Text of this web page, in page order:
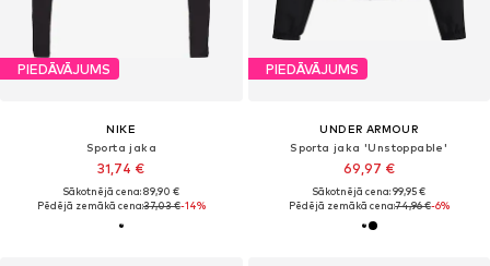
PIEDĀVĀJUMS
NIKE
Sporta jaka
31,74 €
Sākotnējā cena: 89,90 €
Pēdējā zemākā cena:37,03 €-14%
PIEDĀVĀJUMS
UNDER ARMOUR
Sporta jaka 'Unstoppable'
69,97 €
Sākotnējā cena: 99,95 €
Pēdējā zemākā cena:74,96 €-6%